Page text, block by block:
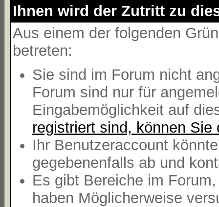
Ihnen wird der Zutritt zu
Aus einem der folgenden
betreten:
Sie sind im Forum nicht
Forum sind nur für
Eingabemöglichkeit auf
registriert sind, können Sie
Ihr Benutzeraccount
gegebenenfalls ab und
Es gibt Bereiche im
haben Möglicherweise